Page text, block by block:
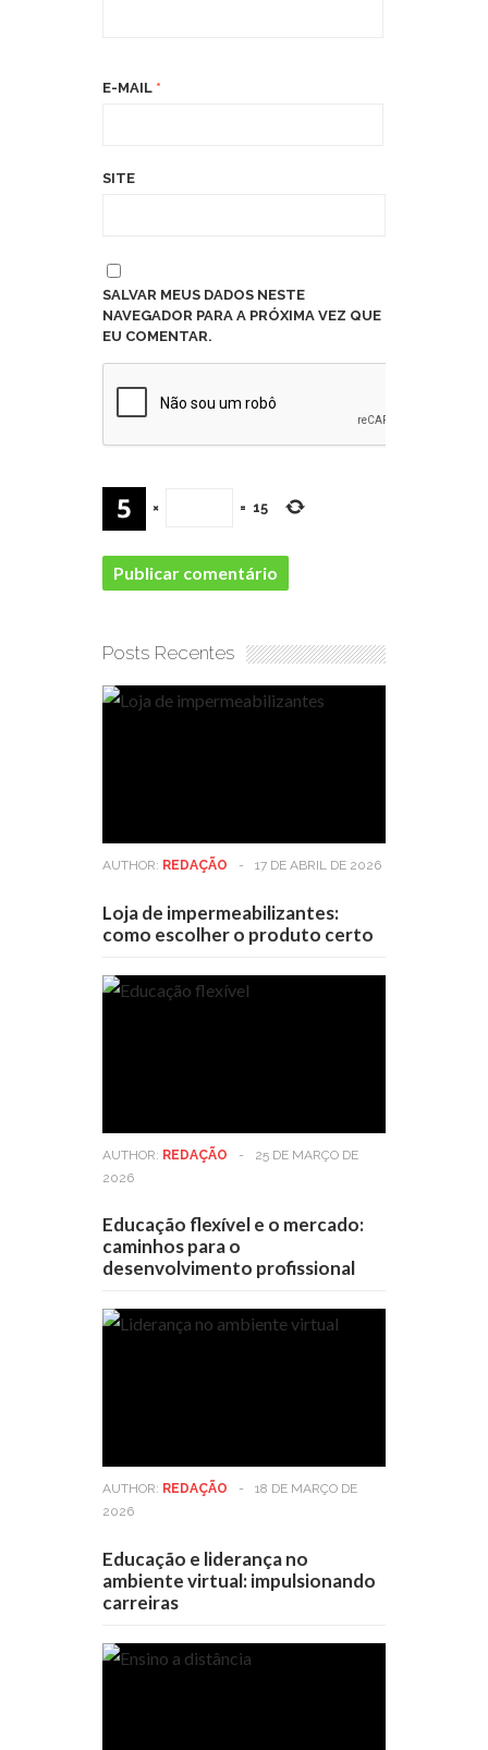
E-MAIL *
SITE
SALVAR MEUS DADOS NESTE
NAVEGADOR PARA A PRÓXIMA VEZ QUE
EU COMENTAR.
× = 15
Posts Recentes
AUTHOR: REDAÇÃO - 17 DE ABRIL DE 2026
Loja de impermeabilizantes:
como escolher o produto certo
AUTHOR: REDAÇÃO -
25 DE MARÇO DE
2026
Educação flexível e o mercado:
caminhos para o
desenvolvimento profissional
AUTHOR: REDAÇÃO -
18 DE MARÇO DE
2026
Educação e liderança no
ambiente virtual: impulsionando
carreiras